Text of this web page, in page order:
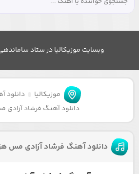
وبسایت موزیکالیا در ستاد
موزیکالیا
دانلود
دانلود آهنگ فرشاد آزادی
دانلود آهنگ فرشاد آزادی مس